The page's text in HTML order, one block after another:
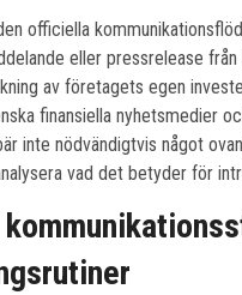
officiella
eller pressrelease
av företagets egen
finansiella nyhetsmedier
inte nödvändigtvis något
vad det betyder för